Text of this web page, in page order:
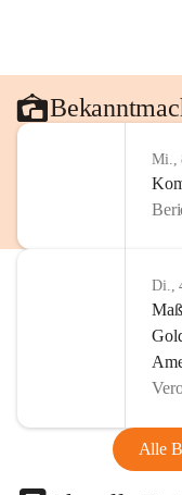
Mi.,
Di.,
Alle